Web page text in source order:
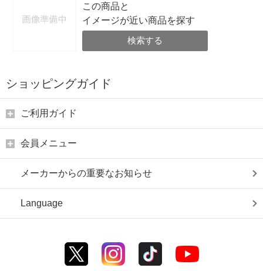
この商品と
イメージが近い商品を探す
検索する
ショッピングガイド
ご利用ガイド
会員メニュー
メーカーからの重要なお知らせ
Language